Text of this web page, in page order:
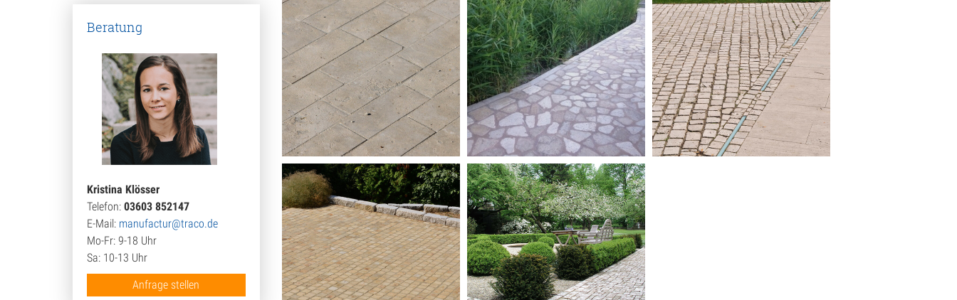
Beratung
Kristina Klösser
Telefon: 03603 852147
E-Mail: manufactur@traco.de
Mo-Fr: 9-18 Uhr
Sa: 10-13 Uhr
Anfrage stellen
Pflastersteine
Pflastersteine Anthrazit/Schwarz
Pflastersteine Einfahrt
Pflastersteine Garten
Pflastersteine Terrasse
Poolumrandung
Rasenkantensteine/Randsteine
Reinigungs- & Pflegeprodukte
Sale
Steinbrunnen & Gartengestaltung